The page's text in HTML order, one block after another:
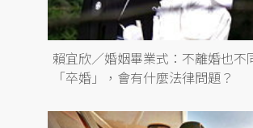
賴宜欣／婚姻畢業式：不離婚也不
「卒婚」，會有什麼法律問題？